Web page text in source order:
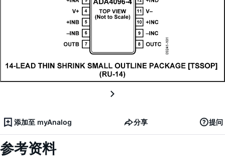
添加至 myAnalog 分享 提问
参考资料